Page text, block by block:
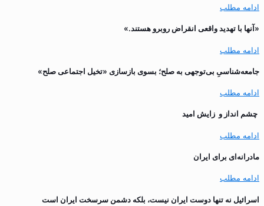
ادامه مطلب
«آنها با تهدید واقعی انقراض روبرو هستند.»
ادامه مطلب
جامعه‌شناسیِ بی‌توجهی به صلح؛ بسوی بازسازی «تخیل اجتماعی صلح»
ادامه مطلب
چشم انداز و زایش امید
ادامه مطلب
مادرانه‌ای برای ایران
ادامه مطلب
اسرائیل نه تنها دوست ایران نیست، بلکه دشمن سرسخت ایران است